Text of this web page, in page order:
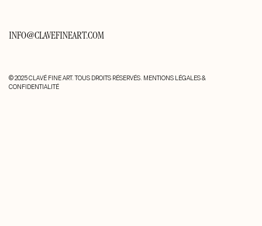
INFO@CLAVEFINEART.COM
© 2025 CLAVÉ FINE ART. TOUS DROITS RÉSERVÉS. MENTIONS LÉGALES &
CONFIDENTIALITÉ